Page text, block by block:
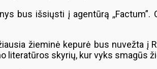
bus išsiųsti į agentūrą
žieminė kepurė bus nuvežta į
literatūros skyrių, kur vyks smagūs